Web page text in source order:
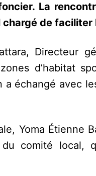
La
de
Directeur
d’habitat
a échangé avec
Yoma Étienne
comité local,